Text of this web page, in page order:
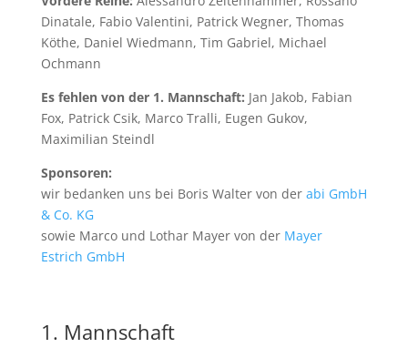
Dinatale, Fabio Valentini, Patrick Wegner, Thomas
Köthe, Daniel Wiedmann, Tim Gabriel, Michael
Ochmann
Es fehlen von der 1. Mannschaft: Jan Jakob, Fabian
Fox, Patrick Csik, Marco Tralli, Eugen Gukov,
Maximilian Steindl
Sponsoren:
wir bedanken uns bei Boris Walter von der abi GmbH
& Co. KG
sowie Marco und Lothar Mayer von der Mayer
Estrich GmbH
1. Mannschaft